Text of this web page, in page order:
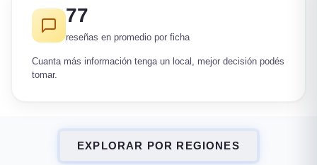
77
reseñas en promedio por ficha
Cuanta más información tenga un local, mejor decisión podés
tomar.
EXPLORAR POR REGIONES